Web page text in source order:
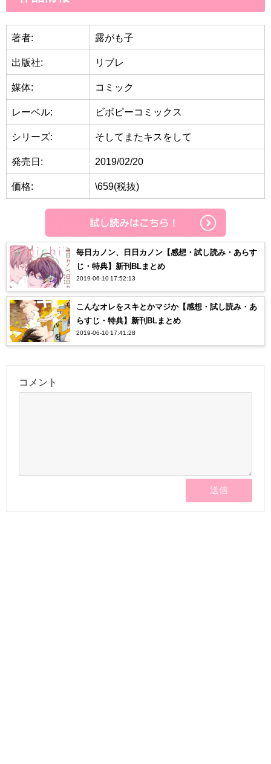
著者: 露がも子
出版社: リブレ
媒体: コミック
レーベル: ビボピーコミックス
シリーズ: そしてまたキスをして
発売日: 2019/02/20
価格: \659(税抜)
毎日カノン、日日カノン【感想・試し読み・あらす
じ・特典】新刊BLまとめ
2019-06-10 17:52:13
こんなオレをスキとかマジか【感想・試し読み・あ
らすじ・特典】新刊BLまとめ
2019-06-10 17:41:28
コメント